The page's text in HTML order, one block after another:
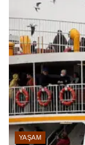
YAŞAM